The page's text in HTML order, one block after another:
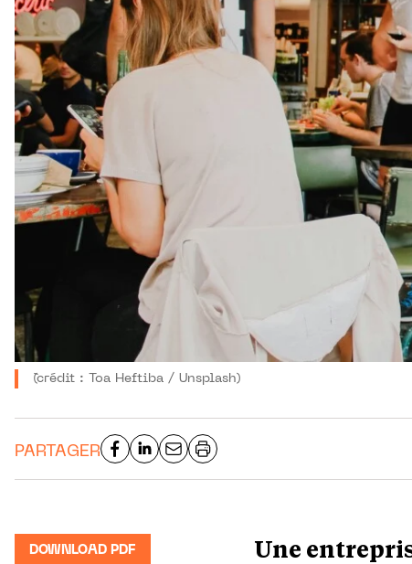
`(crédit : Toa Heftiba / Unsplash)
PARTAGER
DOWNLOAD PDF
Une